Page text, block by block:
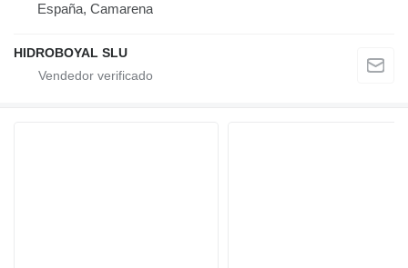
España, Camarena
HIDROBOYAL SLU